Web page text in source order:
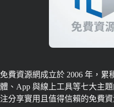
免費資源網成立於 2006 年，累
體、App 與線上工具等七大主
注分享實用且值得信賴的免費資